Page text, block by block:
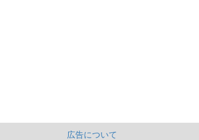
広告について